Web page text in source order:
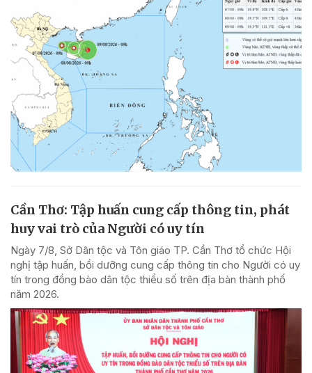
Cần Thơ: Tập huấn cung cấp thông tin, phát
huy vai trò của Người có uy tín
Ngày 7/8, Sở Dân tộc và Tôn giáo TP. Cần Thơ tổ chức Hội
nghị tập huấn, bồi dưỡng cung cấp thông tin cho Người có uy
tín trong đồng bào dân tộc thiểu số trên địa bàn thành phố
năm 2026.